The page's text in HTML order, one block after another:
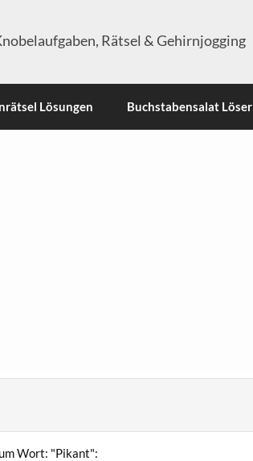
Rätsel & Gehirnjogging
Lösungen Buchstabensalat Löser
Wort: "Pikant":